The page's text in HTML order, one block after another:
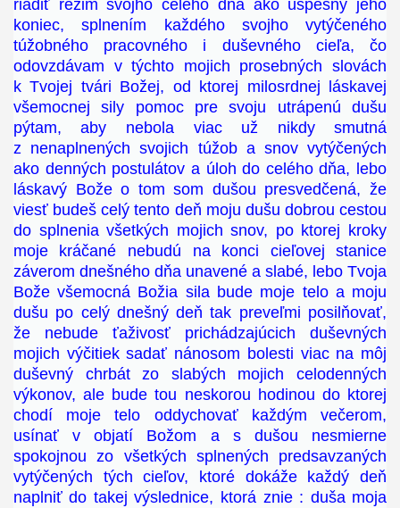
riadiť režim svojho celého dňa ako úspešný jeho
koniec, splnením každého svojho vytýčeného
túžobného pracovného i duševného cieľa, čo
odovzdávam v týchto mojich prosebných slovách
k Tvojej tvári Božej, od ktorej milosrdnej láskavej
všemocnej sily pomoc pre svoju utrápenú dušu
pýtam, aby nebola viac už nikdy smutná
z nenaplnených svojich túžob a snov vytýčených
ako denných postulátov a úloh do celého dňa, lebo
láskavý Bože o tom som dušou presvedčená, že
viesť budeš celý tento deň moju dušu dobrou cestou
do splnenia všetkých mojich snov, po ktorej kroky
moje kráčané nebudú na konci cieľovej stanice
záverom dnešného dňa unavené a slabé, lebo Tvoja
Bože všemocná Božia sila bude moje telo a moju
dušu po celý dnešný deň tak preveľmi posilňovať,
že nebude ťaživosť prichádzajúcich duševných
mojich výčitiek sadať nánosom bolesti viac na môj
duševný chrbát zo slabých mojich celodenných
výkonov, ale bude tou neskorou hodinou do ktorej
chodí moje telo oddychovať každým večerom,
usínať v objatí Božom a s dušou nesmierne
spokojnou zo všetkých splnených predsavzaných
vytýčených tých cieľov, ktoré dokáže každý deň
naplniť do takej výslednice, ktorá znie : duša moja